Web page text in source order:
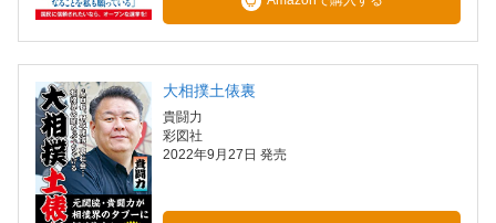
大相撲土俵裏
貴闘力
彩図社
2022年9月27日 発売